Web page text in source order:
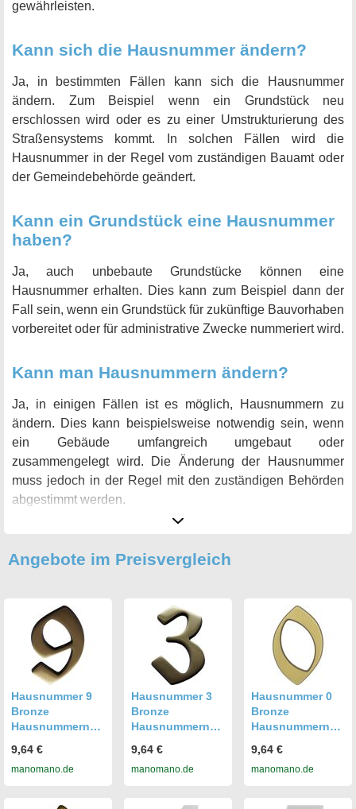
gewährleisten.
Kann sich die Hausnummer ändern?
Ja, in bestimmten Fällen kann sich die Hausnummer
ändern. Zum Beispiel wenn ein Grundstück neu
erschlossen wird oder es zu einer Umstrukturierung des
Straßensystems kommt. In solchen Fällen wird die
Hausnummer in der Regel vom zuständigen Bauamt oder
der Gemeindebehörde geändert.
Kann ein Grundstück eine Hausnummer
haben?
Ja, auch unbebaute Grundstücke können eine
Hausnummer erhalten. Dies kann zum Beispiel dann der
Fall sein, wenn ein Grundstück für zukünftige Bauvorhaben
vorbereitet oder für administrative Zwecke nummeriert wird.
Kann man Hausnummern ändern?
Ja, in einigen Fällen ist es möglich, Hausnummern zu
ändern. Dies kann beispielsweise notwendig sein, wenn
ein Gebäude umfangreich umgebaut oder
zusammengelegt wird. Die Änderung der Hausnummer
muss jedoch in der Regel mit den zuständigen Behörden
abgestimmt werden.
Angebote im Preisvergleich
Hausnummer 9
Bronze
Hausnummern
ild - Alpertec
9,64 €
manomano.de
Hausnummer 3
Bronze
Hausnummern
ild - Alpertec
9,64 €
manomano.de
Hausnummer 0
Bronze
Hausnummern
ild - Alpertec
9,64 €
manomano.de